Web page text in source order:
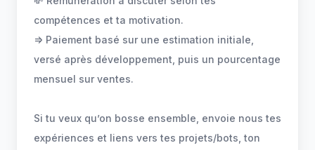
compétences et ta motivation.
=> Paiement basé sur une estimation initiale,
versé après développement, puis un pourcentage
mensuel sur ventes.
Si tu veux qu’on bosse ensemble, envoie nous tes
expériences et liens vers tes projets/bots, ton